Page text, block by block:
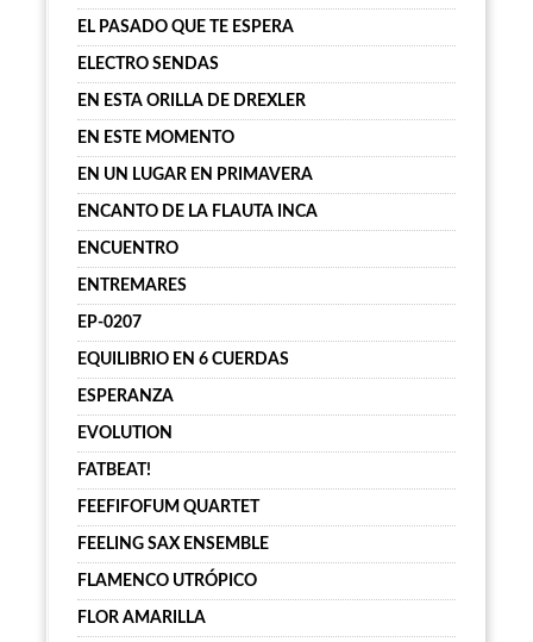
EL PASADO QUE TE ESPERA
ELECTRO SENDAS
EN ESTA ORILLA DE DREXLER
EN ESTE MOMENTO
EN UN LUGAR EN PRIMAVERA
ENCANTO DE LA FLAUTA INCA
ENCUENTRO
ENTREMARES
EP-0207
EQUILIBRIO EN 6 CUERDAS
ESPERANZA
EVOLUTION
FATBEAT!
FEEFIFOFUM QUARTET
FEELING SAX ENSEMBLE
FLAMENCO UTRÓPICO
FLOR AMARILLA